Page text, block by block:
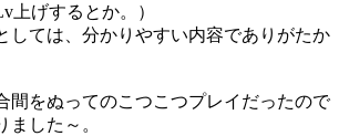
上げするとか。）
しては、分かりやすい内容でありがたか
間をぬってのこつこつプレイだったので
ました～。